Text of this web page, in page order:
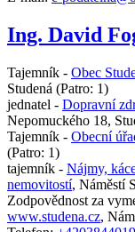
Ing. David
Tajemník - Obec
Studená (Patro: 1)
jednatel - Dopravní
Nepomuckého 18,
Tajemník - Obecní
(Patro: 1)
tajemník - Nájmy,
nemovitostí, Náměstí
Zodpovědnost za
www.studena.cz,